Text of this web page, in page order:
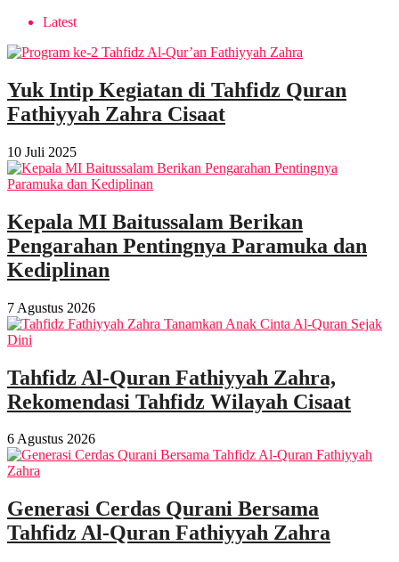
Latest
Yuk Intip Kegiatan di Tahfidz Quran
Fathiyyah Zahra Cisaat
10 Juli 2025
Kepala MI Baitussalam Berikan
Pengarahan Pentingnya Paramuka dan
Kediplinan
7 Agustus 2026
Tahfidz Al-Quran Fathiyyah Zahra,
Rekomendasi Tahfidz Wilayah Cisaat
6 Agustus 2026
Generasi Cerdas Qurani Bersama
Tahfidz Al-Quran Fathiyyah Zahra